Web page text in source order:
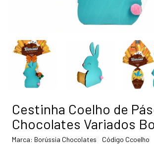
Cestinha Coelho de
Chocolates Variados
Marca: Borússia Chocolates Código Ccoelho